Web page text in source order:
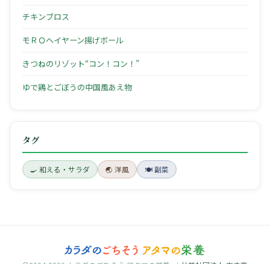
チキンブロス
モＲＯヘイヤーン揚げボール
きつねのリゾット“コン！コン！”
ゆで鶏とごぼうの中国風あえ物
タグ
🍳 和える・サラダ 🌏 洋風 🍽 副菜